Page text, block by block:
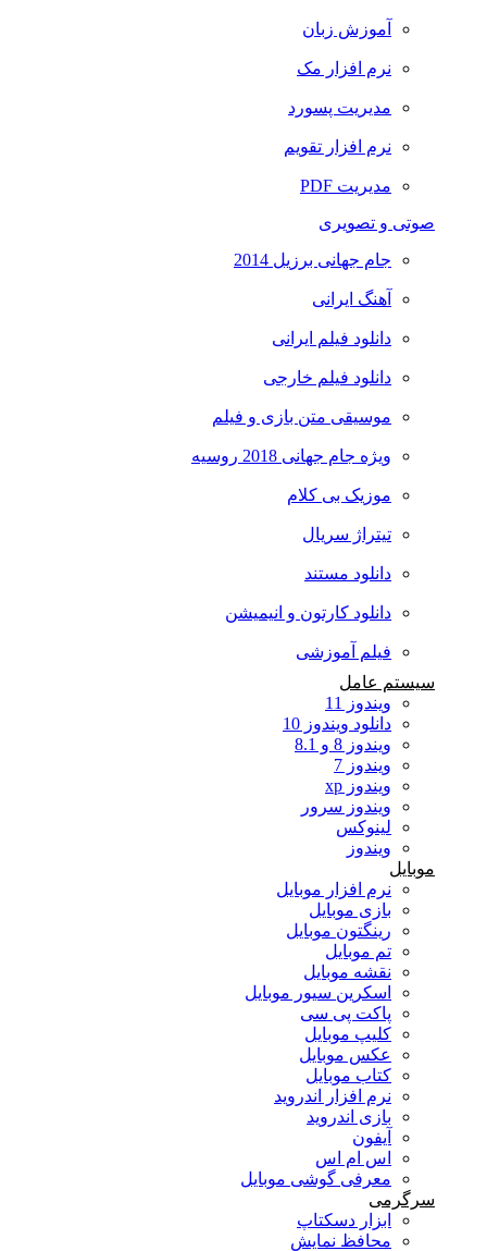
آموزش زبان
نرم افزار مک
مدیریت پسورد
نرم افزار تقویم
مدیریت PDF
صوتی و تصویری
جام جهانی برزیل 2014
آهنگ ایرانی
دانلود فیلم ایرانی
دانلود فیلم خارجی
موسیقی متن بازی و فیلم
ویژه جام جهانی 2018 روسیه
موزیک بی کلام
تیتراژ سریال
دانلود مستند
دانلود کارتون و انیمیشن
فیلم آموزشی
سیستم عامل
ویندوز 11
دانلود ویندوز 10
ویندوز 8 و 8.1
ویندوز 7
ویندوز xp
ویندوز سرور
لینوکس
ویندوز
موبایل
نرم افزار موبایل
بازی موبایل
رینگتون موبایل
تم موبایل
نقشه موبایل
اسکرین سیور موبایل
پاکت پی سی
کلیپ موبایل
عکس موبایل
کتاب موبایل
نرم افزار اندروید
بازی اندروید
آیفون
اس ام اس
معرفی گوشی موبایل
سرگرمی
ابزار دسکتاپ
محافظ نمایش